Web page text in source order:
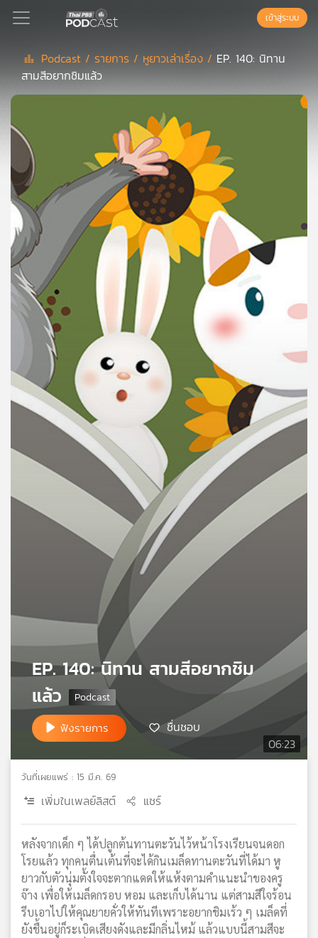
Podcast
เพล
สต์
แนะนำ
เพล
ย์
ลิ
สต์
ของ
คุณ
เพลง
และ
กิจกรรม
ข่าย
แผนที่
ข่าย
เข้าสู่ระบบ
Podcast / รายการ / หูยาวเล่าเรื่อง / EP. 140: นิทาน
สามสีอยากชิมแล้ว
06:23
EP. 140: นิทาน สามสีอยากชิม
แล้ว
ฟังรายการ ชื่นชอบ
วันที่เผยแพร่ : 15 มี.ค. 69
เพิ่มในเพลย์ลิสต์ แชร์
หลังจากเด็ก ๆ ได้ปลูกต้นทานตะวันไว้หน้าโรงเรียนจนดอก
โรยแล้ว ทุกคนตื่นเต้นที่จะได้กินเมล็ดทานตะวันที่ได้มา หู
ยาวกับตัวนุ่มตั้งใจจะตากแดดให้แห้งตามคำแนะนำของครู
จ๊าง เพื่อให้เมล็ดกรอบ หอม และเก็บได้นาน แต่สามสีใจร้อน
รีบเอาไปให้คุณยายคั่วให้ทันทีเพราะอยากชิมเร้ว ๆ เมล็ดที่
ยังชื้นอยู่ก็ระเบิดเสียงดังและมีกลิ่นไหม้ แล้วแบบนี้สามสีจะ